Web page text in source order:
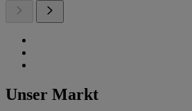
Unser Markt